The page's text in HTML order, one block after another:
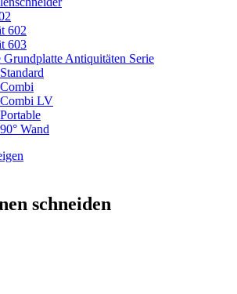
602
603
Grundplatte Antiquitäten Serie
LV
Wand
schneiden